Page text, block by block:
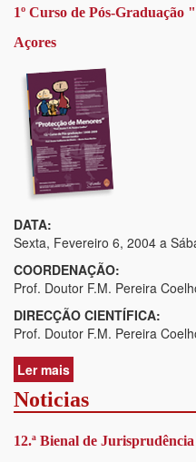
1º Curso de Pós-Graduação
Açores
DATA:
Sexta, Fevereiro 6, 2004 a
COORDENAÇÃO:
Prof. Doutor F.M. Pereira
DIRECÇÃO CIENTÍFICA:
Prof. Doutor F.M. Pereira
Ler mais
de
1º
de
Noticias
12.ª Bienal de Jurisprudência